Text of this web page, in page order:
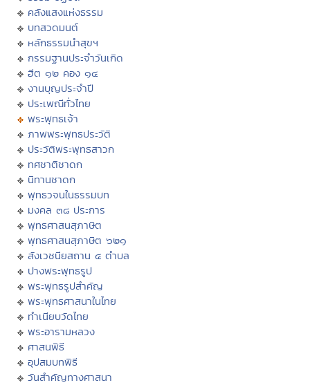
คลังแสงแห่งธรรม
บทสวดมนต์
หลักธรรมนำสุขฯ
กรรมฐานประจำวันเกิด
ฮีต ๑๒ คอง ๑๔
งานบุญประจำปี
ประเพณีทั่วไทย
พระพุทธเจ้า
ภาพพระพุทธประวัติ
ประวัติพระพุทธสาวก
ทศชาติชาดก
นิทานชาดก
พุทธวจนในธรรมบท
มงคล ๓๘ ประการ
พุทธศาสนสุภาษิต
พุทธศาสนสุภาษิต ๖๒๑
สังเวชนียสถาน ๔ ตำบล
ปางพระพุทธรูป
พระพุทธรูปสำคัญ
พระพุทธศาสนาในไทย
ทำเนียบวัดไทย
พระอารามหลวง
ศาสนพิธี
อุปสมบทพิธี
วันสำคัญทางศาสนา